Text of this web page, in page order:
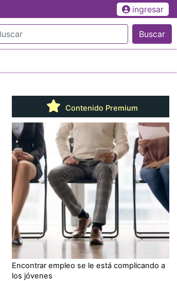
ingresar
Buscar
Contenido Premium
Encontrar empleo se le está complicando a
los jóvenes